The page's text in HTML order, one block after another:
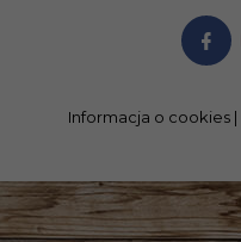
Informacja o cookies|